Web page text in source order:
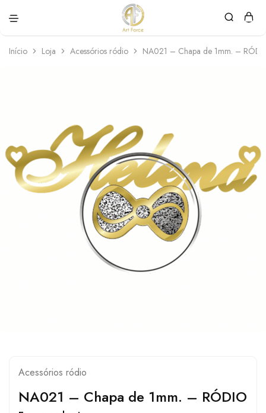
Force
personalizadas
Início Loja Acessórios ródio NA021 – Chapa de 1mm. –
Acessórios ródio
NA021 – Chapa de 1mm. – RÓDIO